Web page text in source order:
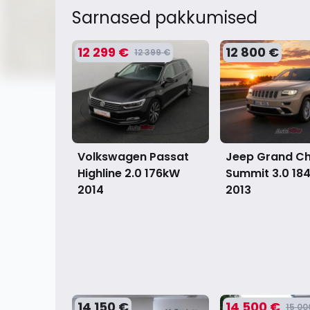
Sarnased pakkumised
12 299 € 12 399 €
Volkswagen Passat
Highline 2.0 176kW
2014
12 800 €
Jeep Grand
Summit 3.0
2013
15